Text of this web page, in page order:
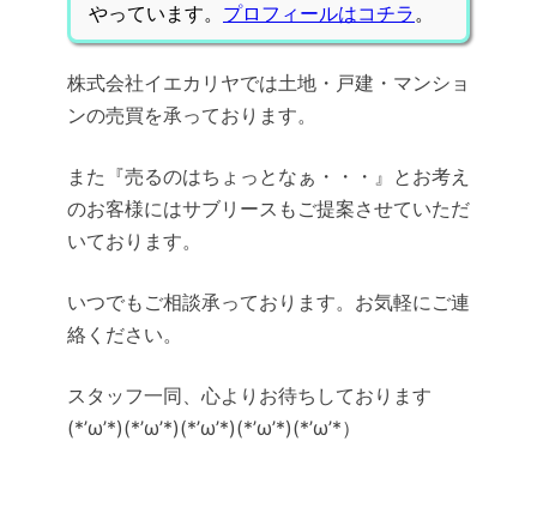
やっています。 プロフィールはコチラ。
株式会社イエカリヤでは土地・戸建・マンショ
ンの売買を承っております。
また『売るのはちょっとなぁ・・・』とお考え
のお客様にはサブリースもご提案させていただ
いております。
いつでもご相談承っております。お気軽にご連
絡ください。
スタッフ一同、心よりお待ちしております
(*’ω’*)(*’ω’*)(*’ω’*)(*’ω’*)(*’ω’*）